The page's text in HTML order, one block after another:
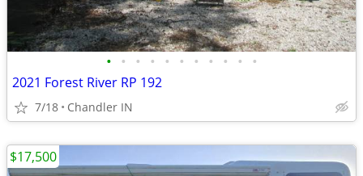
• • • • • • • • • • •
2021 Forest River RP 192
7/18 Chandler IN
$17,500